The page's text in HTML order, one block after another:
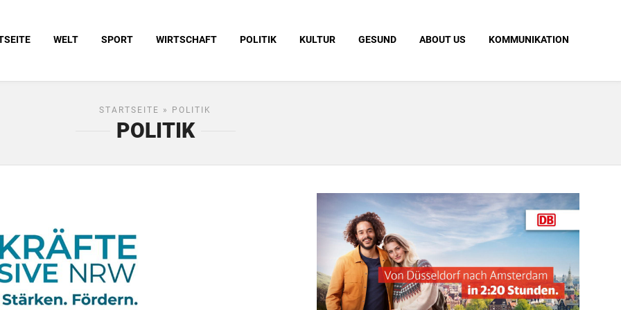
WELT SPORT WIRTSCHAFT POLITIK KULTUR GESUND ABOUT US KOMMUNIKATION
STARTSEITE » POLITIK
POLITIK